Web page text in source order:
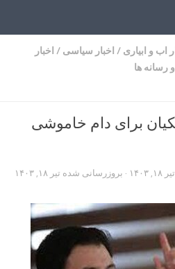
اب و ابیاری / اخبار سیاسی / اخبار
رسانه ها
برای دام خاموشی
تیر ۱۸, ۱۴۰۳ · بروزرسانی شده تیر ۱۸, ۱۴۰۳